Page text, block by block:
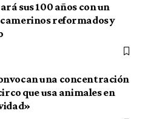
sus 100 años con un
camerinos reformados y
una concentración
que usa animales en